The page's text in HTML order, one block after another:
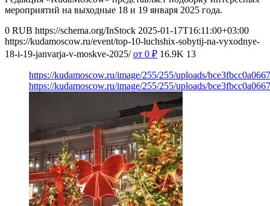
мероприятий на выходные 18 и 19 января 2025 года.
0 RUB https://schema.org/InStock 2025-01-17T16:11:00+03:00
https://kudamoscow.ru/event/top-10-luchshix-sobytij-na-vyxodnye-
18-i-19-janvarja-v-moskve-2025/ от 0 ₽ 16.9K 13
https://kudamoscow.ru/image/255/255/uploads/
https://kudamoscow.ru/image/255/255/uploads/